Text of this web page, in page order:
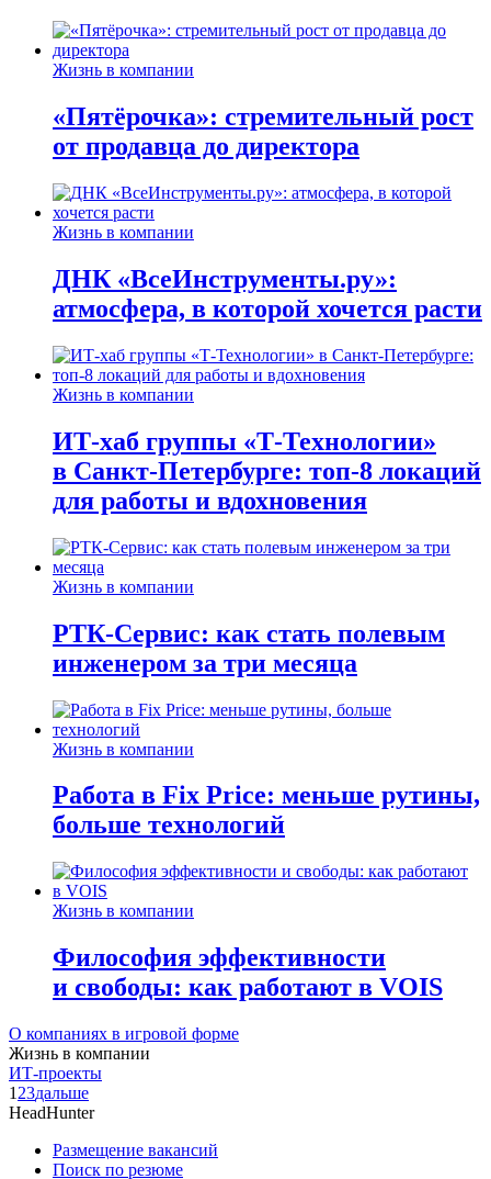
Жизнь в компании
«Пятёрочка»: стремительный рост
от продавца до директора
Жизнь в компании
ДНК «ВсеИнструменты.ру»:
атмосфера, в которой хочется расти
Жизнь в компании
ИТ-хаб группы «Т-Технологии»
в Санкт-Петербурге: топ-8 локаций
для работы и вдохновения
Жизнь в компании
РТК-Сервис: как стать полевым
инженером за три месяца
Жизнь в компании
Работа в Fix Price: меньше рутины,
больше технологий
Жизнь в компании
Философия эффективности
и свободы: как работают в VOIS
О компаниях в игровой форме
Жизнь в компании
ИТ-проекты
1 23дальше
HeadHunter
Размещение вакансий
Поиск по резюме